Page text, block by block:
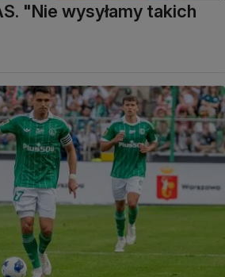
"Nie wysyłamy takich